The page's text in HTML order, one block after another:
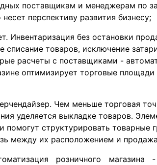
поставщикам и менеджерам по
перспективу развития бизнесу;
Инвентаризация без остановки
списание товаров, исключение
расчеты с поставщиками -
оптимизирует торговые площади
Чем меньше торговая
уделяется выкладке товаров.
помогут структурировать товарные
между их расположением и
розничного магазина -